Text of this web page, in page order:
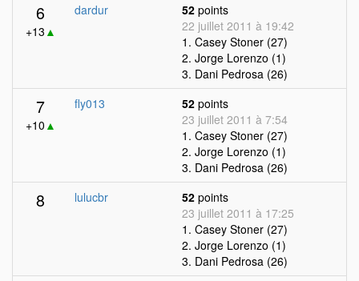
6
+13 ▲
dardur 52 points
22 juillet 2011 à 19:42
1. Casey Stoner (27)
2. Jorge Lorenzo (1)
3. Dani Pedrosa (26)
7
+10 ▲
fly013 52 points
23 juillet 2011 à 7:54
1. Casey Stoner (27)
2. Jorge Lorenzo (1)
3. Dani Pedrosa (26)
8 lulucbr 52 points
23 juillet 2011 à 17:25
1. Casey Stoner (27)
2. Jorge Lorenzo (1)
3. Dani Pedrosa (26)